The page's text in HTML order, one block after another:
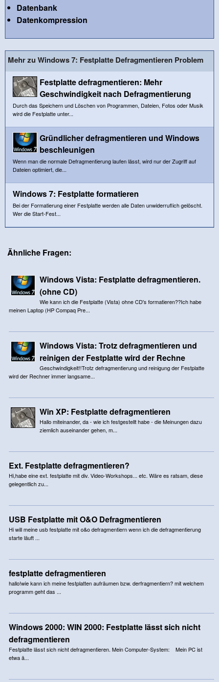
Datenbank
Datenkompression
Mehr zu Windows 7: Festplatte Defragmentieren Problem
Festplatte defragmentieren: Mehr
Geschwindigkeit nach Defragmentierung
Durch das Speichern und Löschen von Programmen, Dateien, Fotos oder Musik
wird die Festplatte unter...
Gründlicher defragmentieren und Windows
beschleunigen
Wenn man die normale Defragmentierung laufen lässt, wird nur der Zugriff auf
Dateien optimiert, die...
Windows 7: Festplatte formatieren
Bei der Formatierung einer Festplatte werden alle Daten unwiderruflich gelöscht.
Wer die Start-Fest...
Ähnliche Fragen:
Windows Vista: Festplatte defragmentieren.
(ohne CD)
Wie kann ich die Festplatte (Vista) ohne CD's formatieren??Ich habe
meinen Laptop (HP Compaq Pre...
Windows Vista: Trotz defragmentieren und
reinigen der Festplatte wird der Rechne
Geschwindigkeit!!Trotz defragmentierung und reinigung der Festplatte
wird der Rechner immer langsame...
Win XP: Festplatte defragmentieren
Hallo miteinander, da - wie ich festgestellt habe - die Meinungen dazu
ziemlich auseinander gehen, m...
Ext. Festplatte defragmentieren?
Hi,habe eine ext. festplatte mit div. Video-Workshops... etc. Wäre es ratsam, diese
gelegentlich zu...
USB Festplatte mit O&O Defragmentieren
Hi will meine usb festplatte mit o&o defragmentiern wenn ich die defragmentierung
starte läuft ...
festplatte defragmentieren
hallo!wie kann ich meine festplatten aufräumen bzw. derfragmentiern? mit welchem
programm geht das ...
Windows 2000: WIN 2000: Festplatte lässt sich nicht
defragmentieren
Festplatte lässt sich nicht defragmentieren. Mein Computer-System: Mein PC ist
etwa ä...